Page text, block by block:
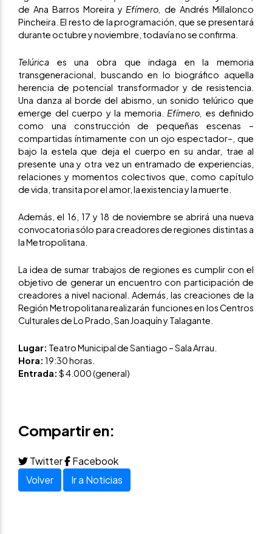
de Ana Barros Moreira y Efímero,de Andrés Millalonco
Pincheira. El resto de la programación, que se presentará
durante octubre y noviembre, todavía no se confirma.
Telúrica es una obra que indaga en la memoria
transgeneracional, buscando en lo biográfico aquella
herencia de potencial transformador y de resistencia.
Una danza al borde del abismo, un sonido telúrico que
emerge del cuerpo y la memoria. Efímero, es definido
como una construcción de pequeñas escenas –
compartidas íntimamente con un ojo espectador–, que
bajo la estela que deja el cuerpo en su andar, trae al
presente una y otra vez un entramado de experiencias,
relaciones y momentos colectivos que, como capítulo
de vida, transita por el amor, la existencia y la muerte.
Además, el 16, 17 y 18 de noviembre se abrirá una nueva
convocatoria sólo para creadores de regiones distintas a
la Metropolitana.
La idea de sumar trabajos de regiones es cumplir con el
objetivo de generar un encuentro con participación de
creadores a nivel nacional. Además, las creaciones de la
Región Metropolitana realizarán funciones en los Centros
Culturales de Lo Prado, San Joaquín y Talagante.
Lugar: Teatro Municipal de Santiago – Sala Arrau.
Hora: 19:30 horas.
Entrada: $ 4.000 (general)
Compartir en:
Twitter
Facebook
Volver
Ir a Noticias